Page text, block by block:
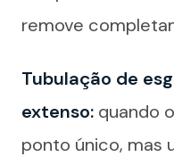
remove
Tubulação de
extenso: quando
ponto único, mas